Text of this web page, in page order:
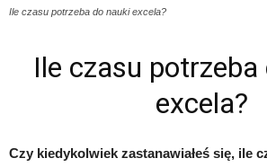
Ile czasu potrzeba do nauki excela?
Ile czasu potrzeba
excela?
Czy kiedykolwiek zastanawiałeś się, ile